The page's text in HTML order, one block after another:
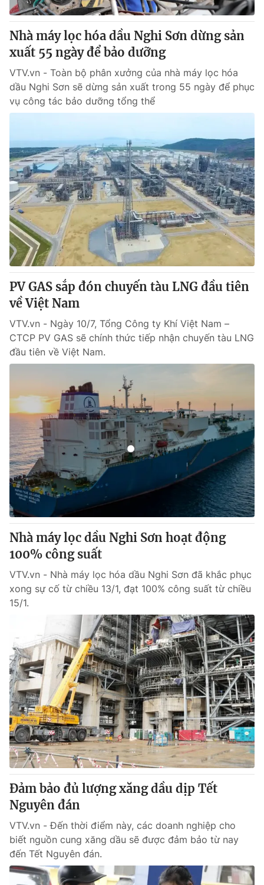
Nhà máy lọc hóa dầu Nghi Sơn dừng sản
xuất 55 ngày để bảo dưỡng
VTV.vn - Toàn bộ phân xưởng của nhà máy lọc hóa
dầu Nghi Sơn sẽ dừng sản xuất trong 55 ngày để phục
vụ công tác bảo dưỡng tổng thể
PV GAS sắp đón chuyến tàu LNG đầu tiên
về Việt Nam
VTV.vn - Ngày 10/7, Tổng Công ty Khí Việt Nam –
CTCP PV GAS sẽ chính thức tiếp nhận chuyến tàu LNG
đầu tiên về Việt Nam.
Nhà máy lọc dầu Nghi Sơn hoạt động
100% công suất
VTV.vn - Nhà máy lọc hóa dầu Nghi Sơn đã khắc phục
xong sự cố từ chiều 13/1, đạt 100% công suất từ chiều
15/1.
Đảm bảo đủ lượng xăng dầu dịp Tết
Nguyên đán
VTV.vn - Đến thời điểm này, các doanh nghiệp cho
biết nguồn cung xăng dầu sẽ được đảm bảo từ nay
đến Tết Nguyên đán.